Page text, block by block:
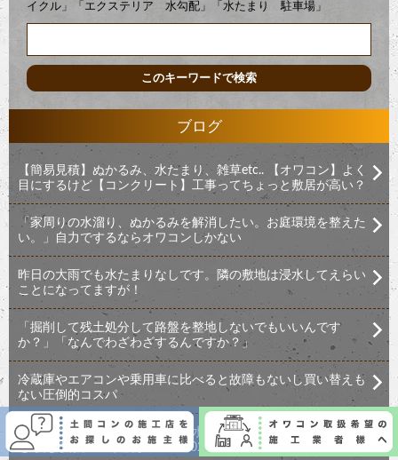
イクル」「エクステリア 水勾配」「水たまり 駐車場」
ブログ
【簡易見積】ぬかるみ、水たまり、雑草etc.. 【オワコン】よく
目にするけど【コンクリート】工事ってちょっと敷居が高い？
「家周りの水溜り、ぬかるみを解消したい。お庭環境を整えた
い。」自力でするならオワコンしかない
昨日の大雨でも水たまりなしです。隣の敷地は浸水してえらい
ことになってますが！
「掘削して残土処分して路盤を整地しないでもいいんです
か？」「なんでわざわざするんですか？」
冷蔵庫やエアコンや乗用車に比べると故障もないし買い替えも
ない圧倒的コスパ
空き地やお庭の舗装、防草、排水といったらすぐに思いついて
もらえる存在へ（週刊生コン 2025/06/02）